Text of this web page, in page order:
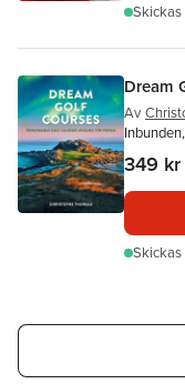
Skickas
Dream
Av
349 kr
Skickas